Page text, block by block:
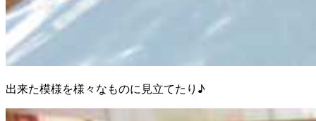
出来た模様を様々なものに見立てたり♪